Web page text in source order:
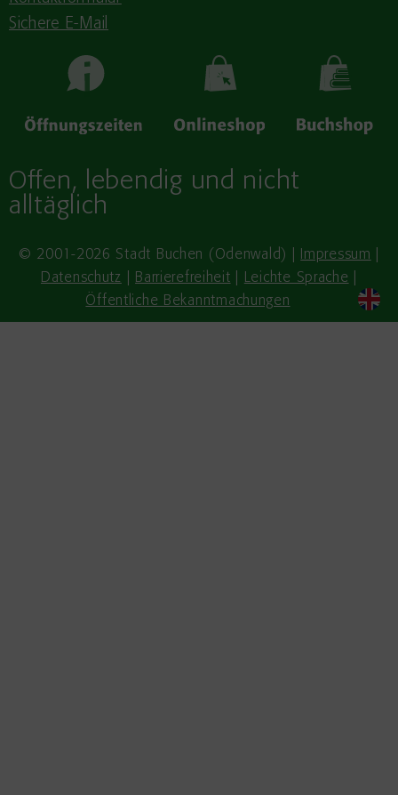
Sichere E-Mail
Offen, lebendig und nicht
alltäglich
© 2001-2026 Stadt Buchen (Odenwald) | Impressum
Datenschutz
Barrierefreiheit Leichte Sprache
Öffentliche Bekanntmachungen